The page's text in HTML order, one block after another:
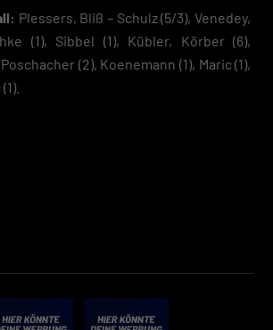
Plessers, Bliß – Schulz (5/3), Venedey,
(1), Sibbel (1), Kübler, Körber (6),
(2), Koenemann (1), Maric (1),
Datenschutzerklärung